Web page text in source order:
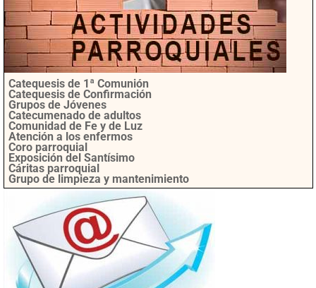
Catequesis de 1ª Comunión
Catequesis de Confirmación
Grupos de Jóvenes
Catecumenado de adultos
Comunidad de Fe y de Luz
Atención a los enfermos
Coro parroquial
Exposición del Santísimo
Cáritas parroquial
Grupo de limpieza y mantenimiento